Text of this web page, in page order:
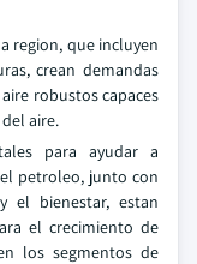
region, que incluyen
crean demandas
robustos capaces
aire.
para ayudar a
petroleo, junto con
el bienestar, estan
el crecimiento de
los segmentos de